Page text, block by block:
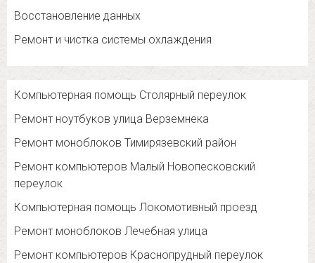
Восстановление данных
Ремонт и чистка системы охлаждения
Компьютерная помощь Столярный переулок
Ремонт ноутбуков улица Верземнека
Ремонт моноблоков Тимирязевский район
Ремонт компьютеров Малый Новопесковский
переулок
Компьютерная помощь Локомотивный проезд
Ремонт моноблоков Лечебная улица
Ремонт компьютеров Краснопрудный переулок